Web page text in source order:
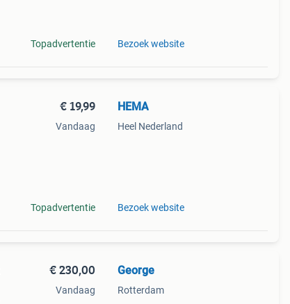
Topadvertentie Bezoek website
€ 19,99
Vandaag
Topadvertentie
HEMA
Heel Nederland
Bezoek website
€ 230,00
Vandaag
George
Rotterdam